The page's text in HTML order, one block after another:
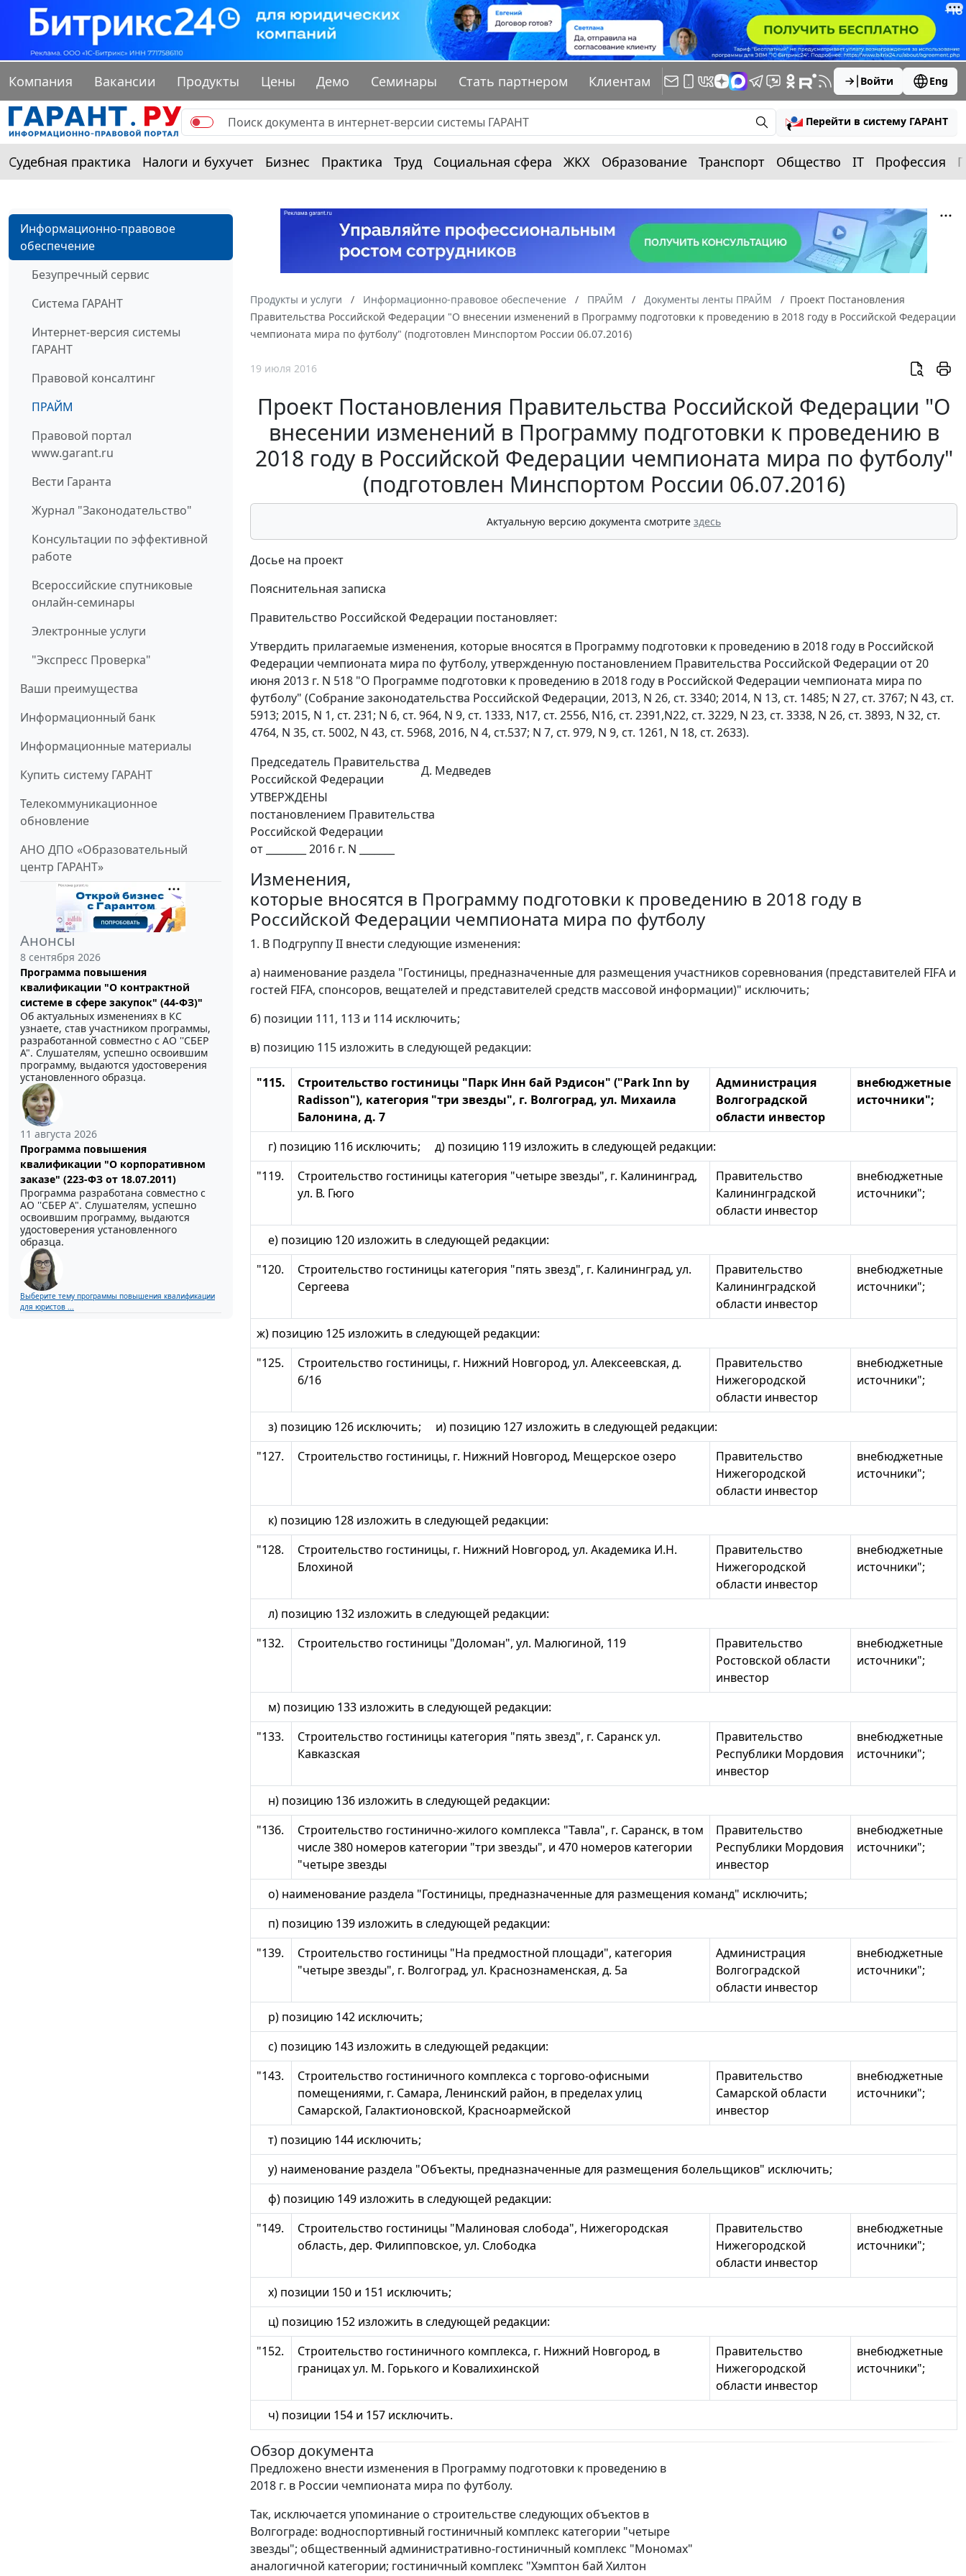
Компания Вакансии Продукты Цены Демо Семинары Стать партнером Клиентам Войти Eng
Перейти в систему ГАРАНТ
Судебная практика Налоги и бухучет Бизнес Практика Труд Социальная сфера ЖКХ Образование Транспорт Общество IT Профессия
Информационно-правовое
обеспечение
Безупречный сервис
Система ГАРАНТ
Интернет-версия системы
ГАРАНТ
Правовой консалтинг
ПРАЙМ
Правовой портал
www.garant.ru
Вести Гаранта
Журнал "Законодательство"
Консультации по эффективной
работе
Всероссийские спутниковые
онлайн-семинары
Электронные услуги
"Экспресс Проверка"
Ваши преимущества
Информационный банк
Информационные материалы
Купить систему ГАРАНТ
Телекоммуникационное
обновление
АНО ДПО «Образовательный
центр ГАРАНТ»
Анонсы
8 сентября 2026
Программа повышения
квалификации "О контрактной
системе в сфере закупок" (44-ФЗ)"
Об актуальных изменениях в КС
узнаете, став участником программы,
разработанной совместно с АО ''СБЕР
А". Слушателям, успешно освоившим
программу, выдаются удостоверения
установленного образца.
11 августа 2026
Программа повышения
квалификации "О корпоративном
заказе" (223-ФЗ от 18.07.2011)
Программа разработана совместно с
АО ''СБЕР А". Слушателям, успешно
освоившим программу, выдаются
удостоверения установленного
образца.
Выберите тему программы повышения квалификации
для юристов ...
Продукты и услуги Информационно-правовое обеспечение ПРАЙМ Документы ленты ПРАЙМ
Проект Постановления
Правительства Российской Федерации "О внесении изменений в Программу подготовки к проведению в 2018 году в Российской Федерации
чемпионата мира по футболу" (подготовлен Минспортом России 06.07.2016)
19 июля 2016
Проект Постановления Правительства Российской Федерации "О
внесении изменений в Программу подготовки к проведению в
2018 году в Российской Федерации чемпионата мира по футболу"
(подготовлен Минспортом России 06.07.2016)
Актуальную версию документа смотрите здесь
Досье на проект
Пояснительная записка
Правительство Российской Федерации постановляет:
Утвердить прилагаемые изменения, которые вносятся в Программу подготовки к проведению в 2018 году в Российской
Федерации чемпионата мира по футболу, утвержденную постановлением Правительства Российской Федерации от 20
июня 2013 г. N 518 "О Программе подготовки к проведению в 2018 году в Российской Федерации чемпионата мира по
футболу" (Собрание законодательства Российской Федерации, 2013, N 26, ст. 3340; 2014, N 13, ст. 1485; N 27, ст. 3767; N 43, ст.
5913; 2015, N 1, ст. 231; N 6, ст. 964, N 9, ст. 1333, N17, ст. 2556, N16, ст. 2391,N22, ст. 3229, N 23, ст. 3338, N 26, ст. 3893, N 32, ст.
4764, N 35, ст. 5002, N 43, ст. 5968, 2016, N 4, ст.537; N 7, ст. 979, N 9, ст. 1261, N 18, ст. 2633).
Председатель Правительства
Российской Федерации
Д. Медведев
УТВЕРЖДЕНЫ
постановлением Правительства
Российской Федерации
от ________ 2016 г. N _______
Изменения,
которые вносятся в Программу подготовки к проведению в 2018 году в
Российской Федерации чемпионата мира по футболу
1. В Подгруппу II внести следующие изменения:
a) наименование раздела "Гостиницы, предназначенные для размещения участников соревнования (представителей FIFA и
гостей FIFA, спонсоров, вещателей и представителей средств массовой информации)" исключить;
б) позиции 111, 113 и 114 исключить;
в) позицию 115 изложить в следующей редакции:
"115.
Строительство гостиницы "Парк Инн бай Рэдисон" ("Park Inn by
Radisson"), категория "три звезды", г. Волгоград, ул. Михаила
Балонина, д. 7
Администрация
Волгоградской
области инвестор
внебюджетные
источники";
г) позицию 116 исключить; д) позицию 119 изложить в следующей редакции:
"119.
Строительство гостиницы категория "четыре звезды", г. Калининград,
ул. В. Гюго
Правительство
Калининградской
области инвестор
внебюджетные
источники";
е) позицию 120 изложить в следующей редакции:
"120.
Строительство гостиницы категория "пять звезд", г. Калининград, ул.
Сергеева
Правительство
Калининградской
области инвестор
внебюджетные
источники";
ж) позицию 125 изложить в следующей редакции:
"125.
Строительство гостиницы, г. Нижний Новгород, ул. Алексеевская, д.
6/16
Правительство
Нижегородской
области инвестор
внебюджетные
источники";
з) позицию 126 исключить; и) позицию 127 изложить в следующей редакции:
"127.
Строительство гостиницы, г. Нижний Новгород, Мещерское озеро
Правительство
Нижегородской
области инвестор
внебюджетные
источники";
к) позицию 128 изложить в следующей редакции:
"128.
Строительство гостиницы, г. Нижний Новгород, ул. Академика И.Н.
Блохиной
Правительство
Нижегородской
области инвестор
внебюджетные
источники";
л) позицию 132 изложить в следующей редакции:
"132.
Строительство гостиницы "Доломан", ул. Малюгиной, 119
Правительство
Ростовской области
инвестор
внебюджетные
источники";
м) позицию 133 изложить в следующей редакции:
"133.
Строительство гостиницы категория "пять звезд", г. Саранск ул.
Кавказская
Правительство
Республики Мордовия
инвестор
внебюджетные
источники";
н) позицию 136 изложить в следующей редакции:
"136.
Строительство гостинично-жилого комплекса "Тавла", г. Саранск, в том
числе 380 номеров категории "три звезды", и 470 номеров категории
"четыре звезды
Правительство
Республики Мордовия
инвестор
внебюджетные
источники";
о) наименование раздела "Гостиницы, предназначенные для размещения команд" исключить;
п) позицию 139 изложить в следующей редакции:
"139.
Строительство гостиницы "На предмостной площади", категория
"четыре звезды", г. Волгоград, ул. Краснознаменская, д. 5а
Администрация
Волгоградской
области инвестор
внебюджетные
источники";
р) позицию 142 исключить;
с) позицию 143 изложить в следующей редакции:
"143.
Строительство гостиничного комплекса с торгово-офисными
помещениями, г. Самара, Ленинский район, в пределах улиц
Самарской, Галактионовской, Красноармейской
Правительство
Самарской области
инвестор
внебюджетные
источники";
т) позицию 144 исключить;
у) наименование раздела "Объекты, предназначенные для размещения болельщиков" исключить;
ф) позицию 149 изложить в следующей редакции:
"149.
Строительство гостиницы "Малиновая слобода", Нижегородская
область, дер. Филипповское, ул. Слободка
Правительство
Нижегородской
области инвестор
внебюджетные
источники";
х) позиции 150 и 151 исключить;
ц) позицию 152 изложить в следующей редакции:
"152.
Строительство гостиничного комплекса, г. Нижний Новгород, в
границах ул. М. Горького и Ковалихинской
Правительство
Нижегородской
области инвестор
внебюджетные
источники";
ч) позиции 154 и 157 исключить.
Обзор документа
Предложено внести изменения в Программу подготовки к проведению в
2018 г. в России чемпионата мира по футболу.
Так, исключается упоминание о строительстве следующих объектов в
Волгограде: водноспортивный гостиничный комплекс категории "четыре
звезды"; общественный административно-гостиничный комплекс "Мономах"
аналогичной категории; гостиничный комплекс "Хэмптон бай Хилтон